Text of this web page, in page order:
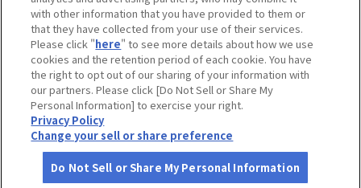
JAFホームページ
© JAPAN AUTOMOBILE FEDERATION. All rights reserved.
さがす コース作成 アカウント 地図 お役立ち
with other information that you have provided to them or
that they have collected from your use of their services.
Please click "here" to see more details about how we use
cookies and the retention period of each cookie. You have
the right to opt out of our sharing of your information with
our partners. Please click [Do Not Sell or Share My
Personal Information] to exercise your right.
Privacy Policy
Change your sell or share preference
Do Not Sell or Share My Personal Information